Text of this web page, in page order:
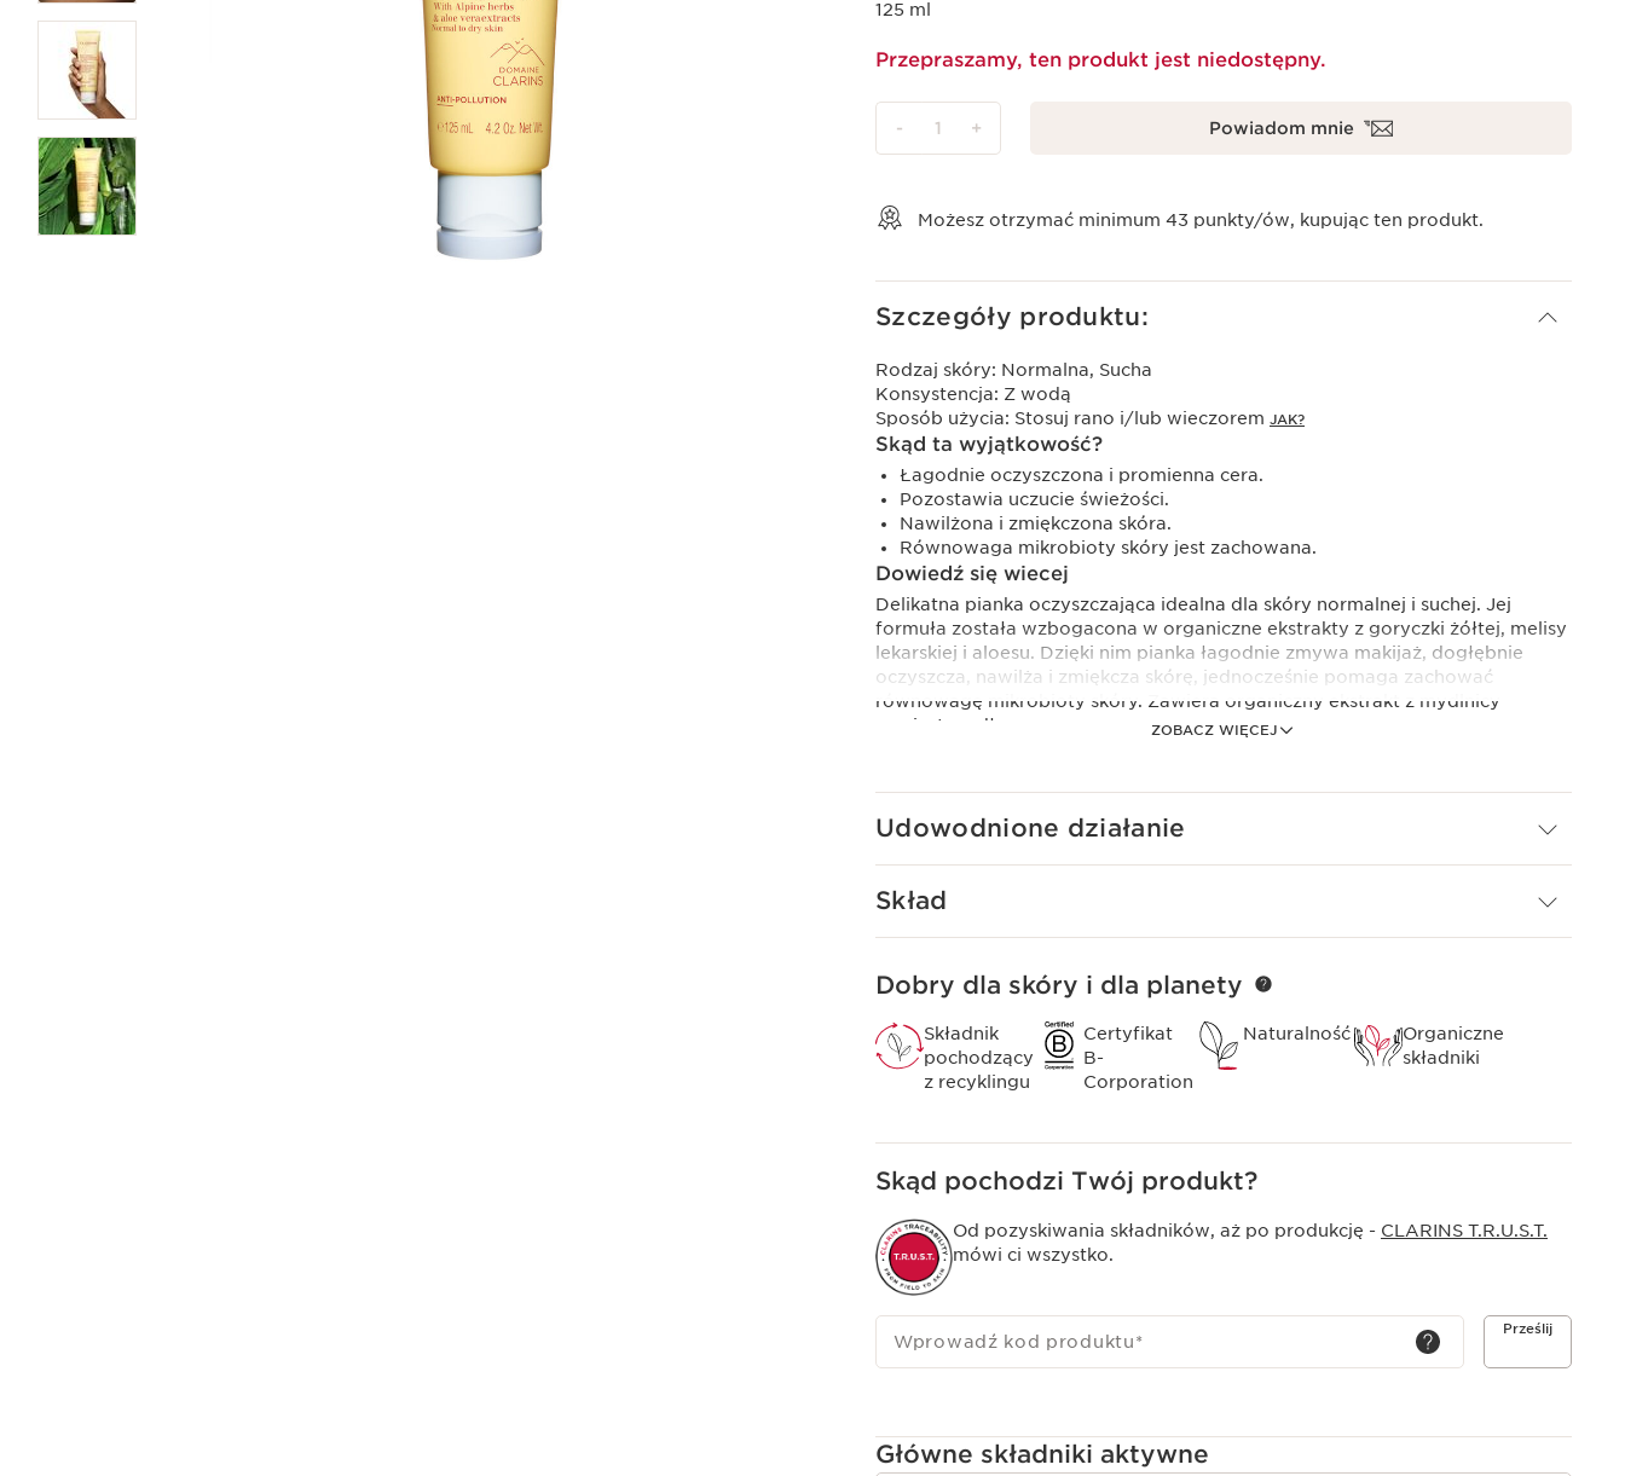
125 ml
Przepraszamy, ten produkt jest niedostępny.
- 1 + Powiadom mnie
Możesz otrzymać minimum 43 punkty/ów, kupując ten produkt.
Szczegóły produktu:
ZOBACZ WIĘCEJ
Rodzaj skóry: Normalna, Sucha
Konsystencja: Z wodą
Sposób użycia: Stosuj rano i/lub wieczorem JAK?
Skąd ta wyjątkowość?
Łagodnie oczyszczona i promienna cera.
Pozostawia uczucie świeżości.
Nawilżona i zmiękczona skóra.
Równowaga mikrobioty skóry jest zachowana.
Dowiedź się wiecej
Delikatna pianka oczyszczająca idealna dla skóry normalnej i suchej. Jej
formuła została wzbogacona w organiczne ekstrakty z goryczki żółtej, melisy
lekarskiej i aloesu. Dzięki nim pianka łagodnie zmywa makijaż, dogłębnie
oczyszcza, nawilża i zmiękcza skórę, jednocześnie pomaga zachować
równowagę mikrobioty skóry. Zawiera organiczny ekstrakt z mydlnicy
zamiast mydła.
naturalny sposób pieni się, zapewniając właściwości myjące i emulgujące,
Udowodnione działanie
Skład
Dobry dla skóry i dla planety
Składnik
pochodzący
z recyklingu
Certyfikat
B-
Corporation
Naturalność
Organiczne
składniki
Skąd pochodzi Twój produkt?
Od pozyskiwania składników, aż po produkcję - CLARINS T.R.U.S.T.
mówi ci wszystko.
Wprowadź kod produktu*
Prześlij
Główne składniki aktywne